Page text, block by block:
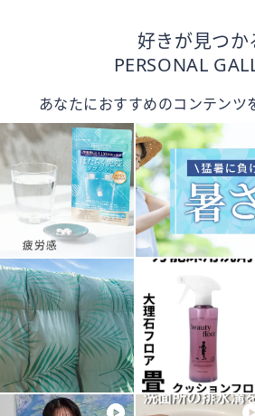
好きが見つか
PERSONAL
あなたにおすすめのコンテン